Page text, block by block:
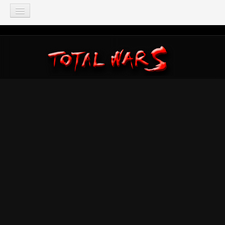
TOTAL WAR
Total War: Three Kingdoms
Total War: Warhammer